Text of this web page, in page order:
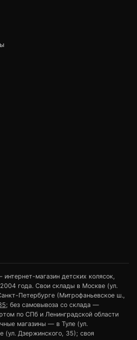
магазин детских колясок,
года. Свои склады в Москве (ул.
Петербурге (Митрофаньевское ш.,
; без самовывоза со склада —
по СПб и Ленинградской области
магазины — в Туле (ул.
(ул. Дзержинского, 35); своя